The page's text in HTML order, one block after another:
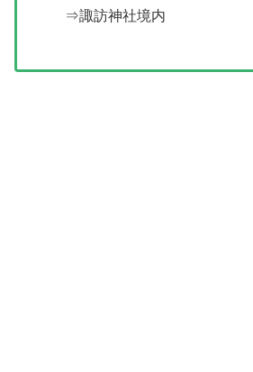
⇒諏訪神社境内